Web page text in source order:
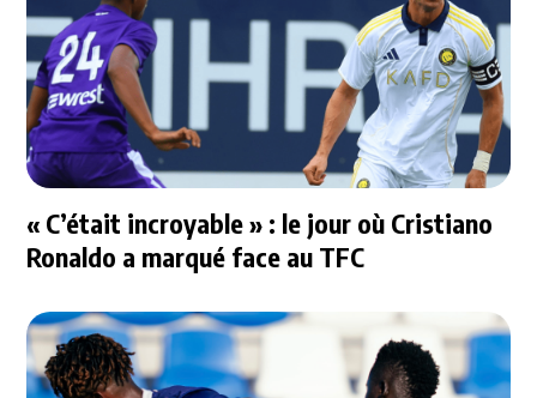
« C’était incroyable » : le jour où Cristiano
Ronaldo a marqué face au TFC